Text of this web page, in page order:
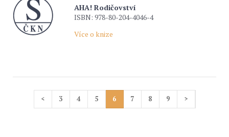
AHA! Rodičovství
ISBN: 978-80-204-4046-4
Více o knize
< 3 4 5 6 7 8 9 >